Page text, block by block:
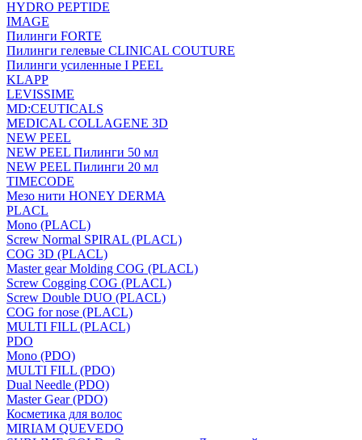
HYDRO PEPTIDE
IMAGE
Пилинги FORTE
Пилинги гелевые CLINICAL COUTURE
Пилинги усиленные I PEEL
KLAPP
LEVISSIME
MD:CEUTICALS
MEDICAL COLLAGENE 3D
NEW PEEL
NEW PEEL Пилинги 50 мл
NEW PEEL Пилинги 20 мл
TIMECODE
Мезо нити HONEY DERMA
PLACL
Mono (PLACL)
Screw Normal SPIRAL (PLACL)
COG 3D (PLACL)
Master gear Molding COG (PLACL)
Screw Cogging COG (PLACL)
Screw Double DUO (PLACL)
COG for nose (PLACL)
MULTI FILL (PLACL)
PDO
Mono (PDO)
MULTI FILL (PDO)
Dual Needle (PDO)
Master Gear (PDO)
Косметика для волос
MIRIAM QUEVEDO